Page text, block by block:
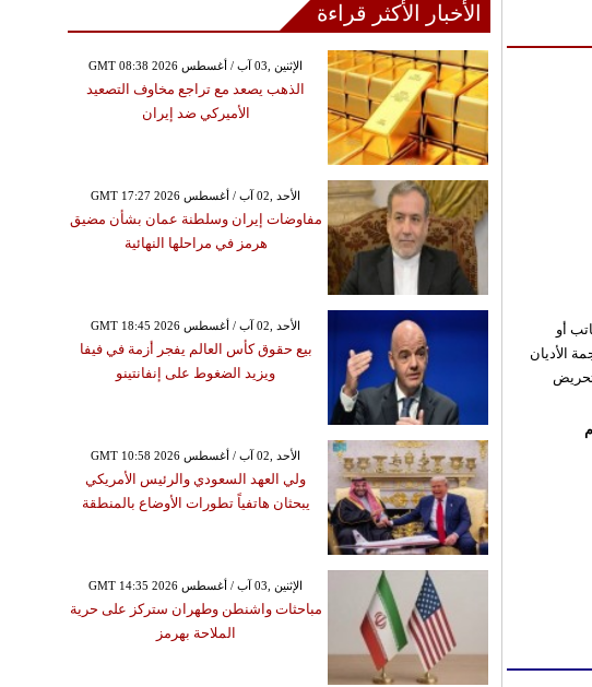
أو
الأديان
الأخبار الأكثر قراءة
GMT 08:38 2026 الإثنين ,03 آب / أغسطس
الذهب يصعد مع تراجع مخاوف التصعيد
الأميركي ضد إيران
GMT 17:27 2026 الأحد ,02 آب / أغسطس
مفاوضات إيران وسلطنة عمان بشأن مضيق
هرمز في مراحلها النهائية
GMT 18:45 2026 الأحد ,02 آب / أغسطس
بيع حقوق كأس العالم يفجر أزمة في فيفا
ويزيد الضغوط على إنفانتينو
GMT 10:58 2026 الأحد ,02 آب / أغسطس
ولي العهد السعودي والرئيس الأمريكي
يبحثان هاتفياً تطورات الأوضاع بالمنطقة
GMT 14:35 2026 الإثنين ,03 آب / أغسطس
مباحثات واشنطن وطهران ستركز على حرية
الملاحة بهرمز